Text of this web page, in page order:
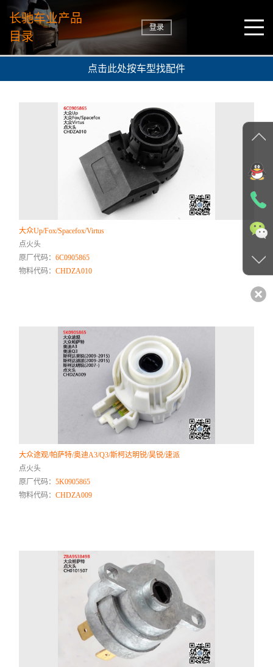
长驰车业产品
目录
登录
点击此处按车型找配件
大众Up/Fox/Spacefox/Virtus
点火头
原厂代码：6C0905865
物料代码：CHDZA010
大众途观/帕萨特/奥迪A3/Q3/斯柯达明锐/昊锐/速派
点火头
原厂代码：5K0905865
物料代码：CHDZA009